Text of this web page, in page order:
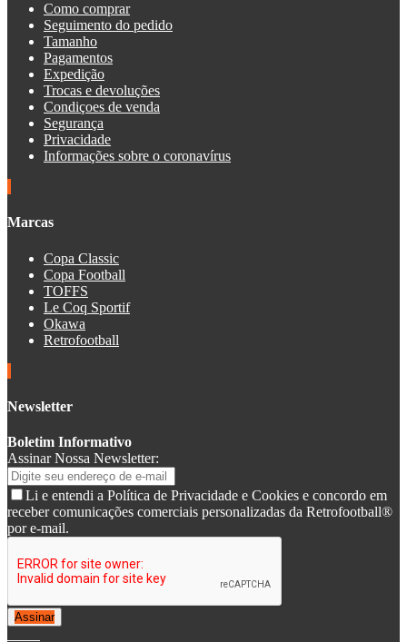
Como comprar
Seguimento do pedido
Tamanho
Pagamentos
Expedição
Trocas e devoluções
Condiçoes de venda
Segurança
Privacidade
Informações sobre o coronavírus
Marcas
Copa Classic
Copa Football
TOFFS
Le Coq Sportif
Okawa
Retrofootball
Newsletter
Boletim Informativo
Assinar Nossa Newsletter:
Li e entendi a Política de Privacidade e Cookies e concordo em
receber comunicações comerciais personalizadas da Retrofootball®
por e-mail.
Assinar